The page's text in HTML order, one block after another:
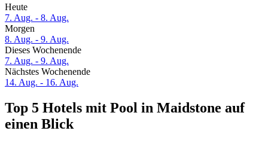
Heute
7. Aug. - 8. Aug.
Morgen
8. Aug. - 9. Aug.
Dieses Wochenende
7. Aug. - 9. Aug.
Nächstes Wochenende
14. Aug. - 16. Aug.
Top 5 Hotels mit Pool in Maidstone auf
einen Blick